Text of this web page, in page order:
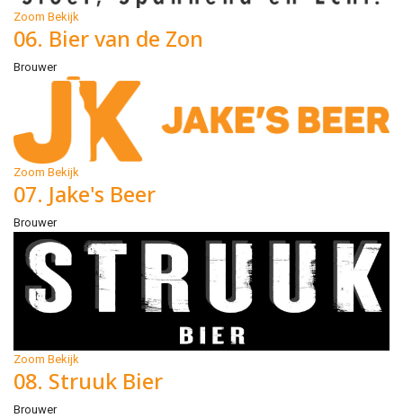
Zoom Bekijk
06. Bier van de Zon
Brouwer
Zoom Bekijk
07. Jake's Beer
Brouwer
Zoom Bekijk
08. Struuk Bier
Brouwer